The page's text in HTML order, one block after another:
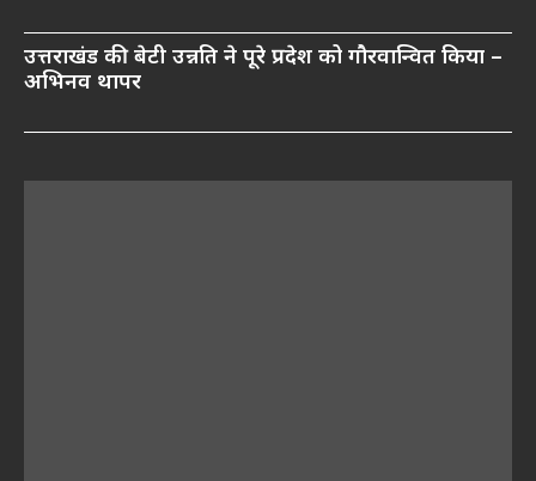
उत्तराखंड की बेटी उन्नति ने पूरे प्रदेश को गौरवान्वित किया –
अभिनव थापर